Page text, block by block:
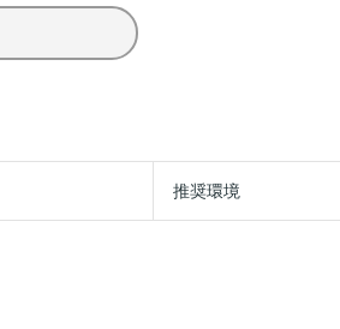
推奨環境